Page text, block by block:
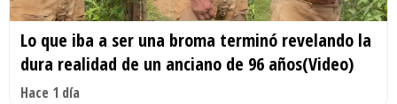
Lo que iba a ser una broma terminó revelando la
dura realidad de un anciano de 96 años(Video)
Hace 1 día